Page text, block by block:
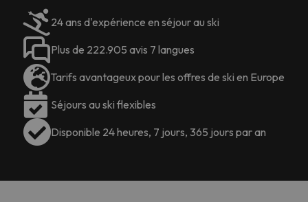
24 ans d'expérience en séjour au ski
Plus de 222.905 avis 7 langues
Tarifs avantageux pour les offres de ski en Europe
Séjours au ski flexibles
Disponible 24 heures, 7 jours, 365 jours par an